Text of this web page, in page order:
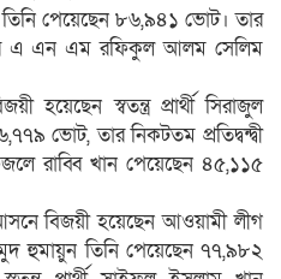
পেয়েছেন ৮৬,৯৪১ ভোট। তার
এ এন এম রফিকুল আলম সেলিম
হয়েছেন স্বতন্ত্র প্রার্থী সিরাজুল
ভোট, তার নিকটতম প্রতিদ্বন্দ্বী
রাব্বি খান পেয়েছেন ৪৫,১১৫
বিজয়ী হয়েছেন আওয়ামী লীগ
হুমায়ুন তিনি পেয়েছেন ৭৭,৯৮২